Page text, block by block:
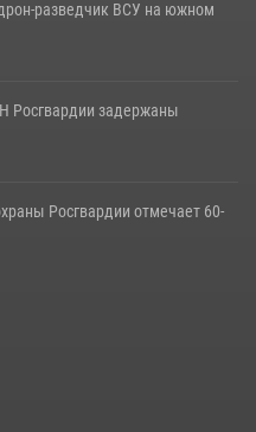
разведчик ВСУ на южном
Росгвардии задержаны
Росгвардии отмечает 60-